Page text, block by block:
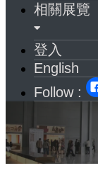
相關展覽
登入
English
Follow :